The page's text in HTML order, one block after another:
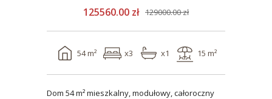
125560.00 zł 129000.00 zł
54 m² x3 x1 15 m²
Dom 54 m² mieszkalny, modułowy, całoroczny